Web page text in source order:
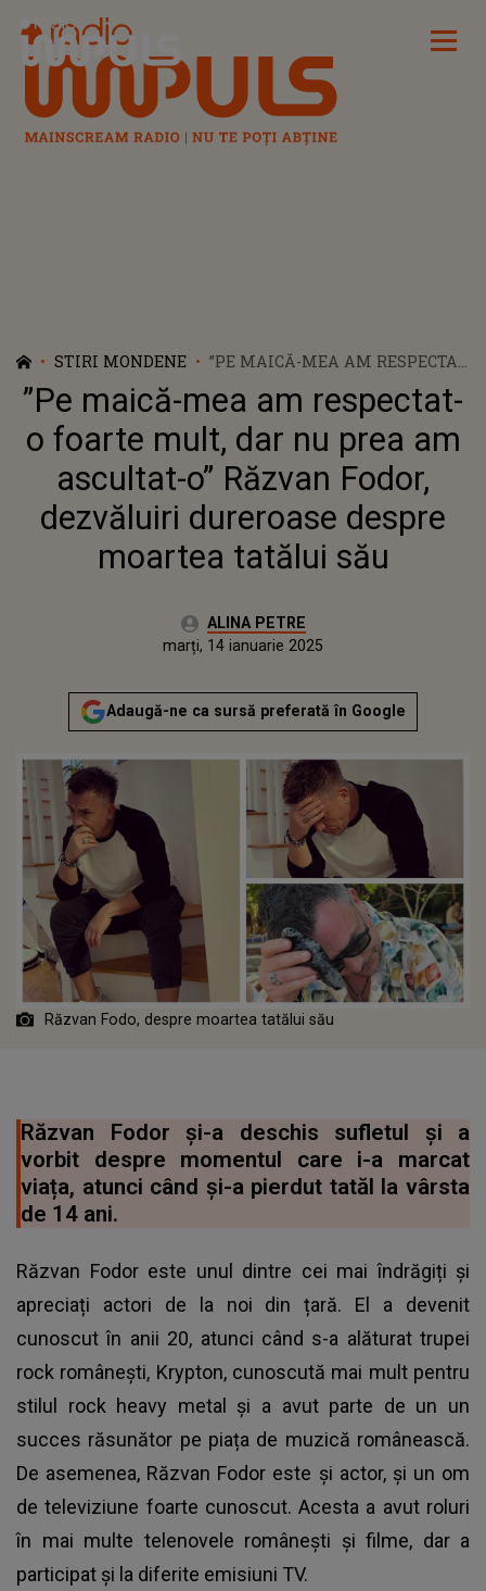
Radio Impuls
STIRI MONDENE
”PE MAICĂ-MEA AM RESPECTAT-
O FOARTE MULT, DAR NU PREA
AM ASCULTAT-O” RĂZVAN
FODOR, DEZVĂLUIRI
DUREROASE DESPRE MOARTEA
TATĂLUI SĂU
”Pe maică-mea am respectat-
o foarte mult, dar nu prea am
ascultat-o” Răzvan Fodor,
dezvăluiri dureroase despre
moartea tatălui său
Autor:ALINA PETRE
duminică, 14 ianuarie 2024Actualizat:
marți, 14 ianuarie 2025
Adaugă-ne ca sursă preferată în Google
Răzvan Fodo, despre moartea tatălui său
Răzvan Fodor și-a deschis sufletul și a
vorbit despre momentul care i-a marcat
viața, atunci când și-a pierdut tatăl la vârsta
de 14 ani.
Răzvan Fodor este unul dintre cei mai îndrăgiți și
apreciați actori de la noi din țară. El a devenit
cunoscut în anii 20, atunci când s-a alăturat trupei
rock românești, Krypton, cunoscută mai mult pentru
stilul rock heavy metal și a avut parte de un un
succes răsunător pe piața de muzică românească.
De asemenea, Răzvan Fodor este și actor, și un om
de televiziune foarte cunoscut. Acesta a avut roluri
în mai multe telenovele românești și filme, dar a
participat și la diferite emisiuni TV.